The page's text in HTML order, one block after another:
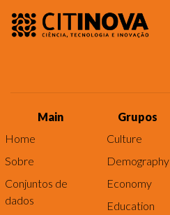
Main
Home
Sobre
Conjuntos de
dados
Grupos
Culture
Demography
Economy
Education